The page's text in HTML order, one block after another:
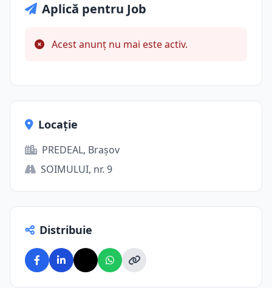
Aplică pentru Job
Acest anunț nu mai este activ.
Locație
PREDEAL, Brașov
SOIMULUI, nr. 9
Distribuie